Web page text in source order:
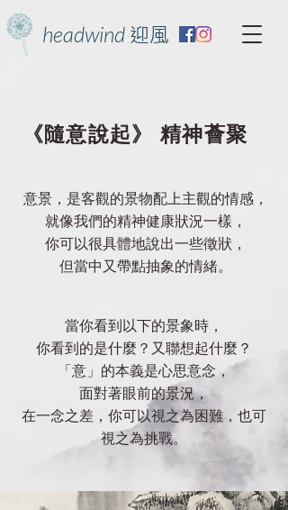
headwind 迎風
《隨意說起》 精神薈聚
意景，是客觀的景物配上主觀的情感，
就像我們的精神健康狀況一樣，
你可以很具體地說出一些徵狀，
但當中又帶點抽象的情緒。
當你看到以下的景象時，
你看到的是什麼？又聯想起什麼？
「意」的本義是心思意念，
面對著眼前的景況，
在一念之差，你可以視之為困難，也可
視之為挑戰。